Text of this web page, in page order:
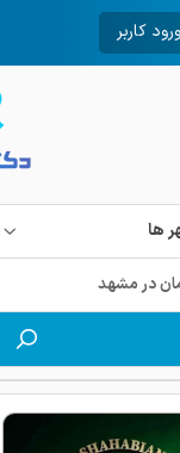
ورود کاربر
ها